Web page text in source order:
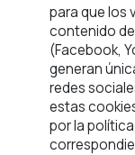
para que los
contenido
(Facebook,
generan
redes
estas
por la